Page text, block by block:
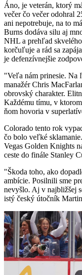
Áno, je veterán, ktorý
večer čo večer odohral
ani nepotrebuje, na to
Burns dodáva silu aj
NHL a prehľad
korčuľuje a rád sa
je defenzívnejšie
"Veľa nám prinesie. Na
manažér Chris
obrovský charakter.
Každému tímu, v
ňom hovoria v
Colorado tento rok
čo bolo veľké
Vegas Golden Knights
ceste do finále Stanley
"Škoda toho, ako
ambície. Posilnili sme
nevyšlo. Aj v najbližšej
istý český útočník